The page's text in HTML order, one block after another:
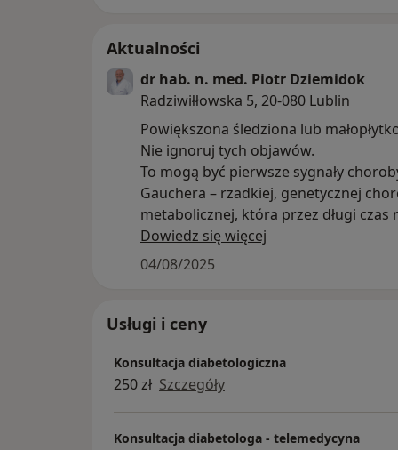
Aktualności
dr hab. n. med. Piotr Dziemidok
Radziwiłłowska 5, 20-080 Lublin
Powiększona śledziona lub
Nie ignoruj tych objawów.
To mogą być pierwsze sygnały
Gauchera – rzadkiej, genetycznej
metabolicznej, która przez długi czas
skrycie i niespecyficznie.
Typowe objawy, które mogą
• Powiększenie śledziony lub wątroby w
• Przewlekła niedokrwistość o niejasnej
przyczynie
Dodatkowe objawy:
• Bóle kości i stawów
Dowiedz się więcej
04/08/2025
Usługi i ceny
Konsultacja diabetologiczna
250 zł Szczegóły
Konsultacja diabetologa - telemedycyna